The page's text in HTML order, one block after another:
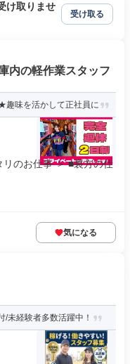
け取りませ
受け取る
内の軽作業スタッフ
趣味を活かして正社員に
のお仕事 ＞ ■裏方の仕
気になる
/未経験者多数活躍中！